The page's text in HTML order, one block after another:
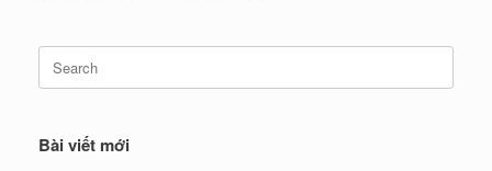
Search
for:
Bài viết mới